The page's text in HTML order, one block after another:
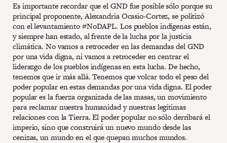
Es importante recordar que el GND fue posible sólo porque su
principal proponente, Alexandria Ocasio-Cortez, se politizó
con el levantamiento #NoDAPL. Los pueblos indígenas están,
y siempre han estado, al frente de la lucha por la justicia
climática. No vamos a retroceder en las demandas del GND
por una vida digna, ni vamos a retroceder en centrar el
liderazgo de los pueblos indígenas en esta lucha. De hecho,
tenemos que ir más allá. Tenemos que volcar todo el peso del
poder popular en estas demandas por una vida digna. El poder
popular es la fuerza organizada de las masas, un movimiento
para reclamar nuestra humanidad y nuestras legítimas
relaciones con la Tierra. El poder popular no sólo derribará el
imperio, sino que construirá un nuevo mundo desde las
cenizas, un mundo en el que quepan muchos mundos.